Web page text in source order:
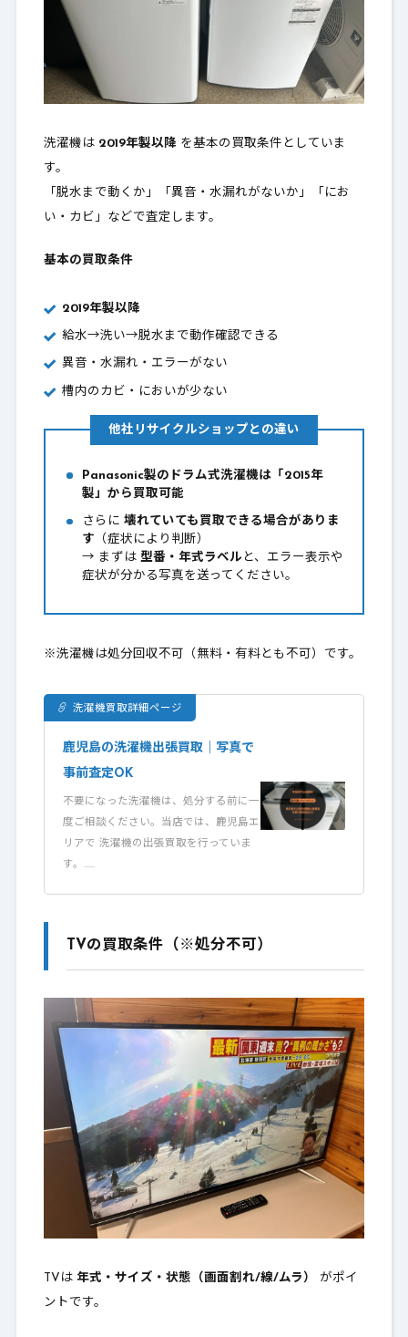
洗濯機は 2019年製以降 を基本の買取条件としていま
す。
「脱水まで動くか」「異音・水漏れがないか」「にお
い・カビ」などで査定します。
基本の買取条件
2019年製以降
給水→洗い→脱水まで動作確認できる
異音・水漏れ・エラーがない
槽内のカビ・においが少ない
他社リサイクルショップとの違い
Panasonic製のドラム式洗濯機は「2015年
製」から買取可能
さらに壊れていても買取できる場合がありま
す （症状により判断）
→ まずは型番・年式ラベル と、エラー表示や
症状が分かる写真を送ってください。
※洗濯機は処分回収不可（無料・有料とも不可）です。
洗濯機買取詳細ページ
鹿児島の洗濯機出張買取｜写真で
事前査定OK
不要になった洗濯機は、処分する前に一
度ご相談ください。当店では、鹿児島エ
リアで 洗濯機の出張買取を行っていま
す。……
TVの買取条件（※処分不可）
TVは 年式・サイズ・状態（画面割れ/線/ムラ） がポイ
ントです。